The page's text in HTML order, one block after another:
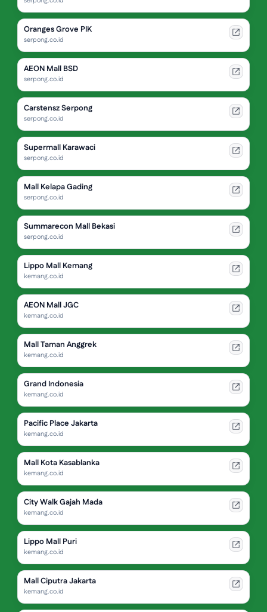
Oranges Grove PIK
serpong.co.id
AEON Mall BSD
serpong.co.id
Carstensz Serpong
serpong.co.id
Supermall Karawaci
serpong.co.id
Mall Kelapa Gading
serpong.co.id
Summarecon Mall Bekasi
serpong.co.id
Lippo Mall Kemang
kemang.co.id
AEON Mall JGC
kemang.co.id
Mall Taman Anggrek
kemang.co.id
Grand Indonesia
kemang.co.id
Pacific Place Jakarta
kemang.co.id
Mall Kota Kasablanka
kemang.co.id
City Walk Gajah Mada
kemang.co.id
Lippo Mall Puri
kemang.co.id
Mall Ciputra Jakarta
kemang.co.id